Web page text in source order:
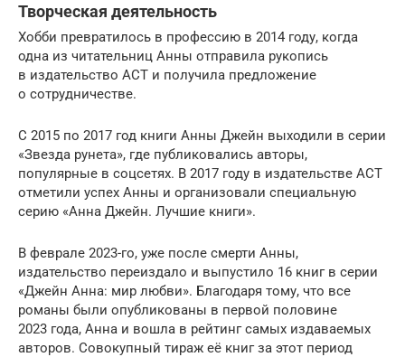
Творческая деятельность
Хобби превратилось в профессию в 2014 году, когда
одна из читательниц Анны отправила рукопись
в издательство АСТ и получила предложение
о сотрудничестве.
С 2015 по 2017 год книги Анны Джейн выходили в серии
«Звезда рунета», где публиковались авторы,
популярные в соцсетях. В 2017 году в издательстве АСТ
отметили успех Анны и организовали специальную
серию «Анна Джейн. Лучшие книги».
В феврале 2023-го, уже после смерти Анны,
издательство переиздало и выпустило 16 книг в серии
«Джейн Анна: мир любви». Благодаря тому, что все
романы были опубликованы в первой половине
2023 года, Анна и вошла в рейтинг самых издаваемых
авторов. Совокупный тираж её книг за этот период